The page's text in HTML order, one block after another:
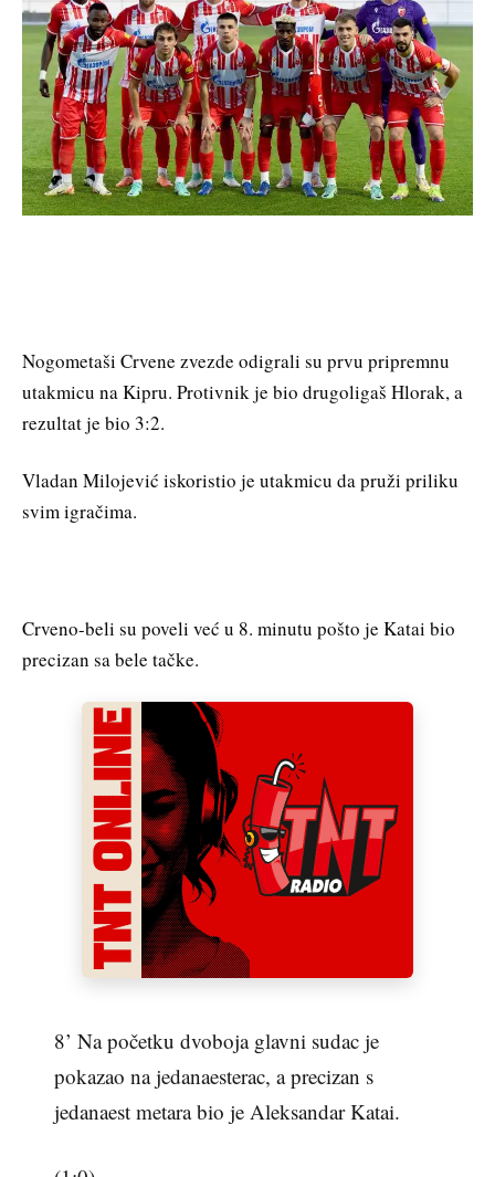
Nogometaši Crvene zvezde odigrali su prvu pripremnu
utakmicu na Kipru. Protivnik je bio drugoligaš Hlorak, a
rezultat je bio 3:2.
Vladan Milojević iskoristio je utakmicu da pruži priliku
svim igračima.
Crveno-beli su poveli već u 8. minutu pošto je Katai bio
precizan sa bele tačke.
8’ Na početku dvoboja glavni sudac je
pokazao na jedanaesterac, a precizan s
jedanaest metara bio je Aleksandar Katai.